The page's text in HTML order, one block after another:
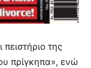
της
πρίγκηπα», ενώ